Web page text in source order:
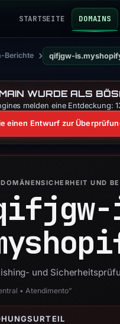
STARTSEITE DOMAINS
Berichte › qifjgw-
WURDE ALS
melden eine Entdeckung:
einen Entwurf zur
DOMÄNENSICHERHEIT UND
und
• Atendimento”